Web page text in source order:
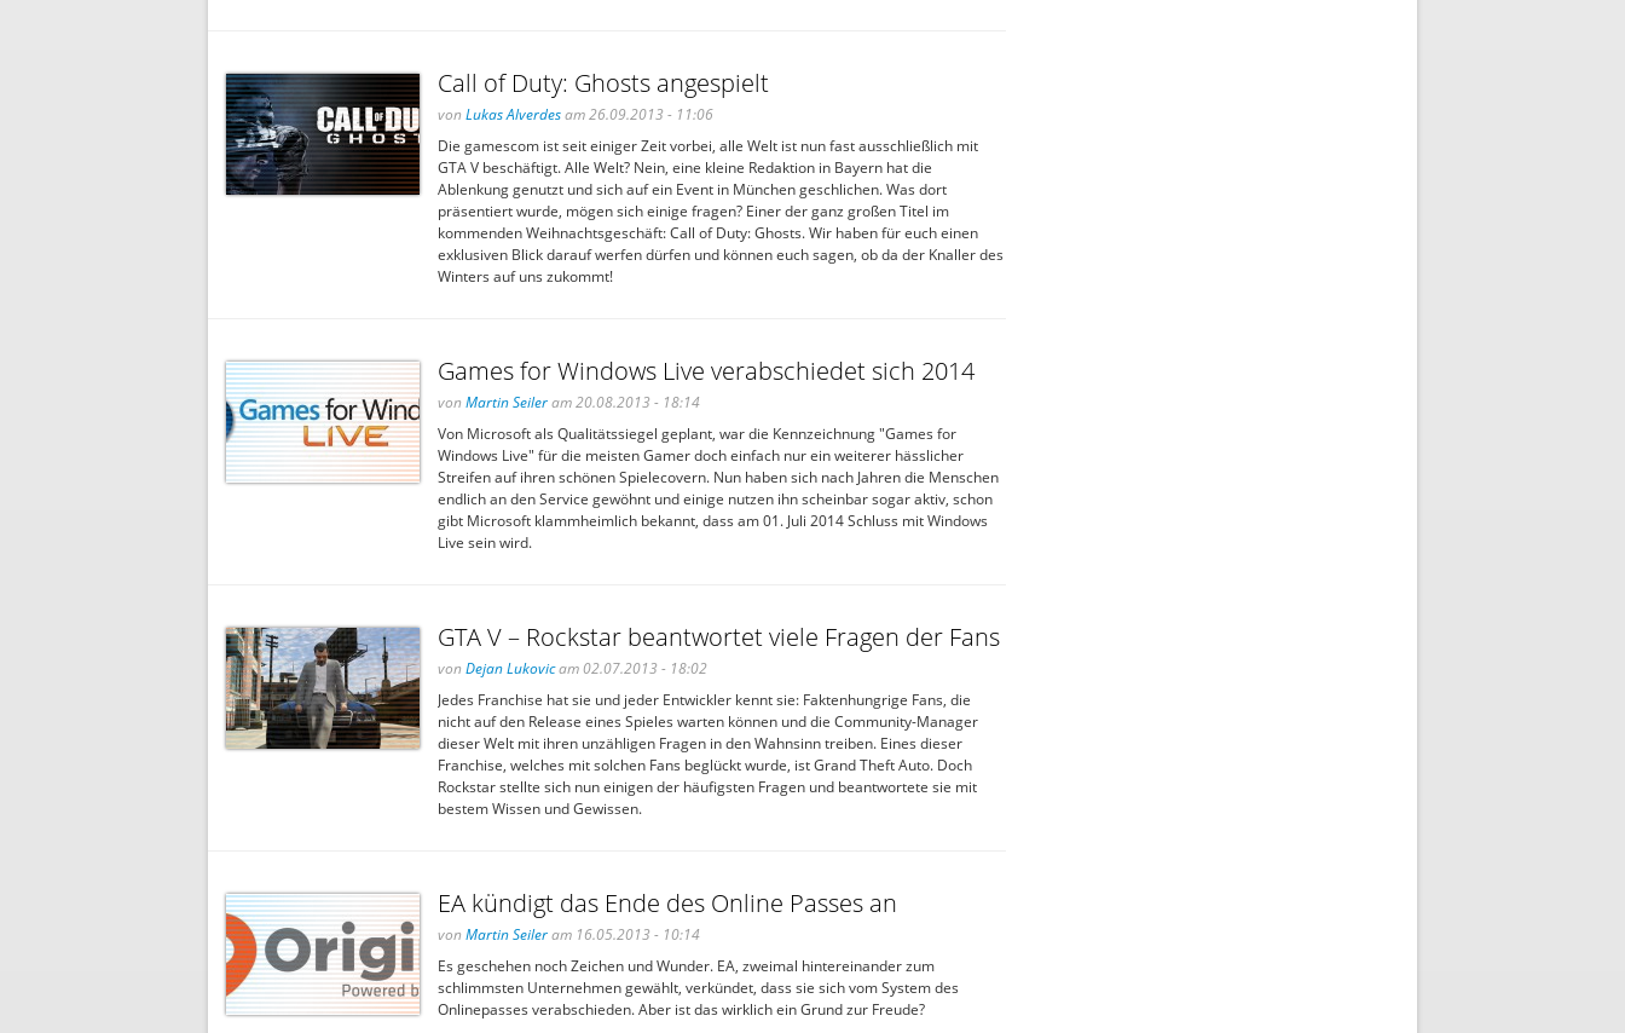
Call of Duty: Ghosts angespielt
von Lukas Alverdesam 26.09.2013 - 11:06
Die gamescom ist seit einiger Zeit vorbei, alle Welt ist nun fast ausschließlich mit
GTA V beschäftigt. Alle Welt? Nein, eine kleine Redaktion in Bayern hat die
Ablenkung genutzt und sich auf ein Event in München geschlichen. Was dort
präsentiert wurde, mögen sich einige fragen? Einer der ganz großen Titel im
kommenden Weihnachtsgeschäft: Call of Duty: Ghosts. Wir haben für euch einen
exklusiven Blick darauf werfen dürfen und können euch sagen, ob da der Knaller des
Winters auf uns zukommt!
Games for Windows Live verabschiedet sich 2014
von Martin Seileram 20.08.2013 - 18:14
Von Microsoft als Qualitätssiegel geplant, war die Kennzeichnung "Games for
Windows Live" für die meisten Gamer doch einfach nur ein weiterer hässlicher
Streifen auf ihren schönen Spielecovern. Nun haben sich nach Jahren die Menschen
endlich an den Service gewöhnt und einige nutzen ihn scheinbar sogar aktiv, schon
gibt Microsoft klammheimlich bekannt, dass am 01. Juli 2014 Schluss mit Windows
Live sein wird.
GTA V – Rockstar beantwortet viele Fragen der Fans
von Dejan Lukovicam 02.07.2013 - 18:02
Jedes Franchise hat sie und jeder Entwickler kennt sie: Faktenhungrige Fans, die
nicht auf den Release eines Spieles warten können und die Community-Manager
dieser Welt mit ihren unzähligen Fragen in den Wahnsinn treiben. Eines dieser
Franchise, welches mit solchen Fans beglückt wurde, ist Grand Theft Auto. Doch
Rockstar stellte sich nun einigen der häufigsten Fragen und beantwortete sie mit
bestem Wissen und Gewissen.
EA kündigt das Ende des Online Passes an
von Martin Seileram 16.05.2013 - 10:14
Es geschehen noch Zeichen und Wunder. EA, zweimal hintereinander zum
schlimmsten Unternehmen gewählt, verkündet, dass sie sich vom System des
Onlinepasses verabschieden. Aber ist das wirklich ein Grund zur Freude?